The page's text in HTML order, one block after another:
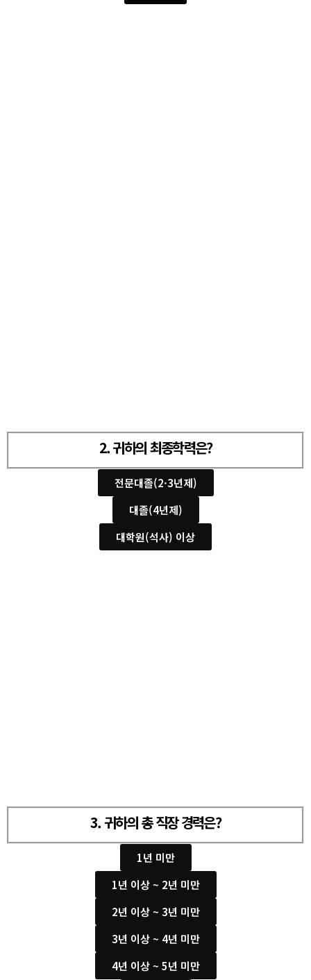
2. 귀하의 최종학력은?
전문대졸(2·3년제)
대졸(4년제)
대학원(석사) 이상
3. 귀하의 총 직장 경력은?
1년 미만
1년 이상 ~ 2년 미만
2년 이상 ~ 3년 미만
3년 이상 ~ 4년 미만
4년 이상 ~ 5년 미만